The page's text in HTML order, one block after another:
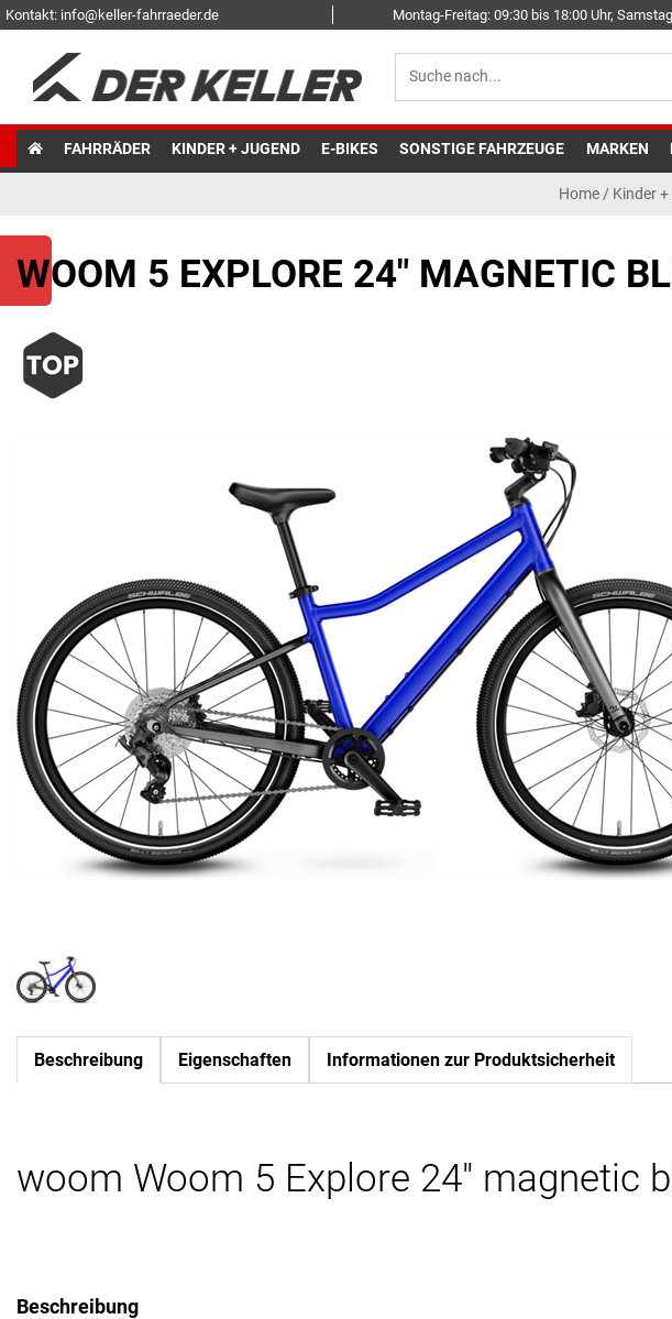
Kontakt: info@keller-fahrraeder.de Montag-Freitag: 09:30 bis 18:00 Uhr,
FAHRRÄDER KINDER + JUGEND E-BIKES SONSTIGE FAHRZEUGE MARKEN
Home / Kinder
WOOM 5 EXPLORE 24" MAGNETIC
Beschreibung Eigenschaften Informationen zur Produktsicherheit
woom Woom 5 Explore 24" magnetic
Beschreibung